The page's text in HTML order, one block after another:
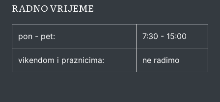
RADNO VRIJEME
pon - pet: 7:30 - 15:00
vikendom i praznicima: ne radimo